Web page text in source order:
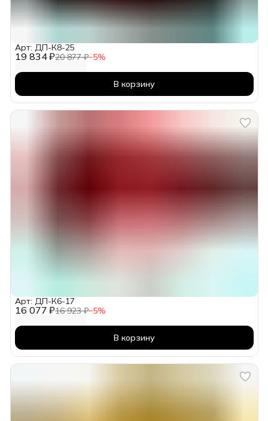
19 834 ₽20 877 ₽−5%
Арт: ДП-К8-25
В корзину
16 077 ₽16 923 ₽−5%
Арт: ДП-К6-17
В корзину